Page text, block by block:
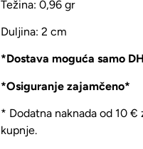
Težina: 0,96 gr
Duljina: 2 cm
*Dostava moguća samo
*Osiguranje zajamčeno*
* Dodatna naknada od 10
kupnje.